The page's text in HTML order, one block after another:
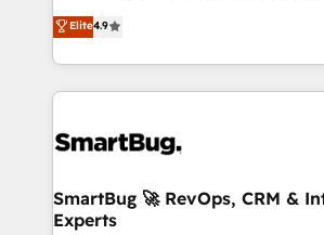
run your revenue process. Sales,
service wired together. ➤ AI and
tune-ups, feature rollouts, adoption
HubSpot, switching to it, or reviving a
We are built for the work.
ティブ・エージェンシーとして、
力で顧客フロント業務を再設計します。 💡 100inc は何
をする会社か？ HubSpotを共通基盤に
トを組み込んだ顧客フロント業務（マ
ィブ・エージェンシーです。事業部・
を、CRMを軸とした全社共通基盤に再
思決定者・PMO・現場担当者に並走しま
Elite4.9
SmartBug 🚀 RevOps, CRM &
Experts